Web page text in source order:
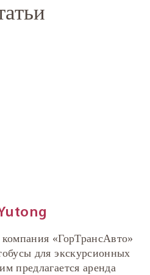
«ГорТрансАвто»
для экскурсионных
предлагается аренда